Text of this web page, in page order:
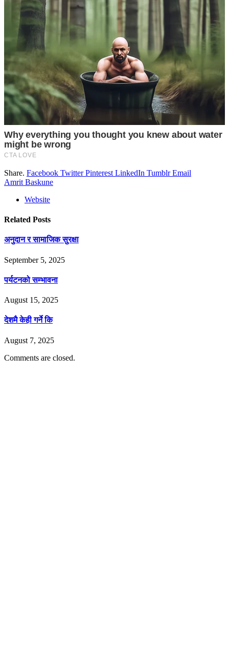
Share. Facebook Twitter Pinterest LinkedIn Tumblr Email
Amrit Baskune
Website
Related Posts
अनुदान र सामाजिक सुरक्षा
September 5, 2025
पर्यटनको सम्भावना
August 15, 2025
देशमै केही गर्ने कि
August 7, 2025
Comments are closed.